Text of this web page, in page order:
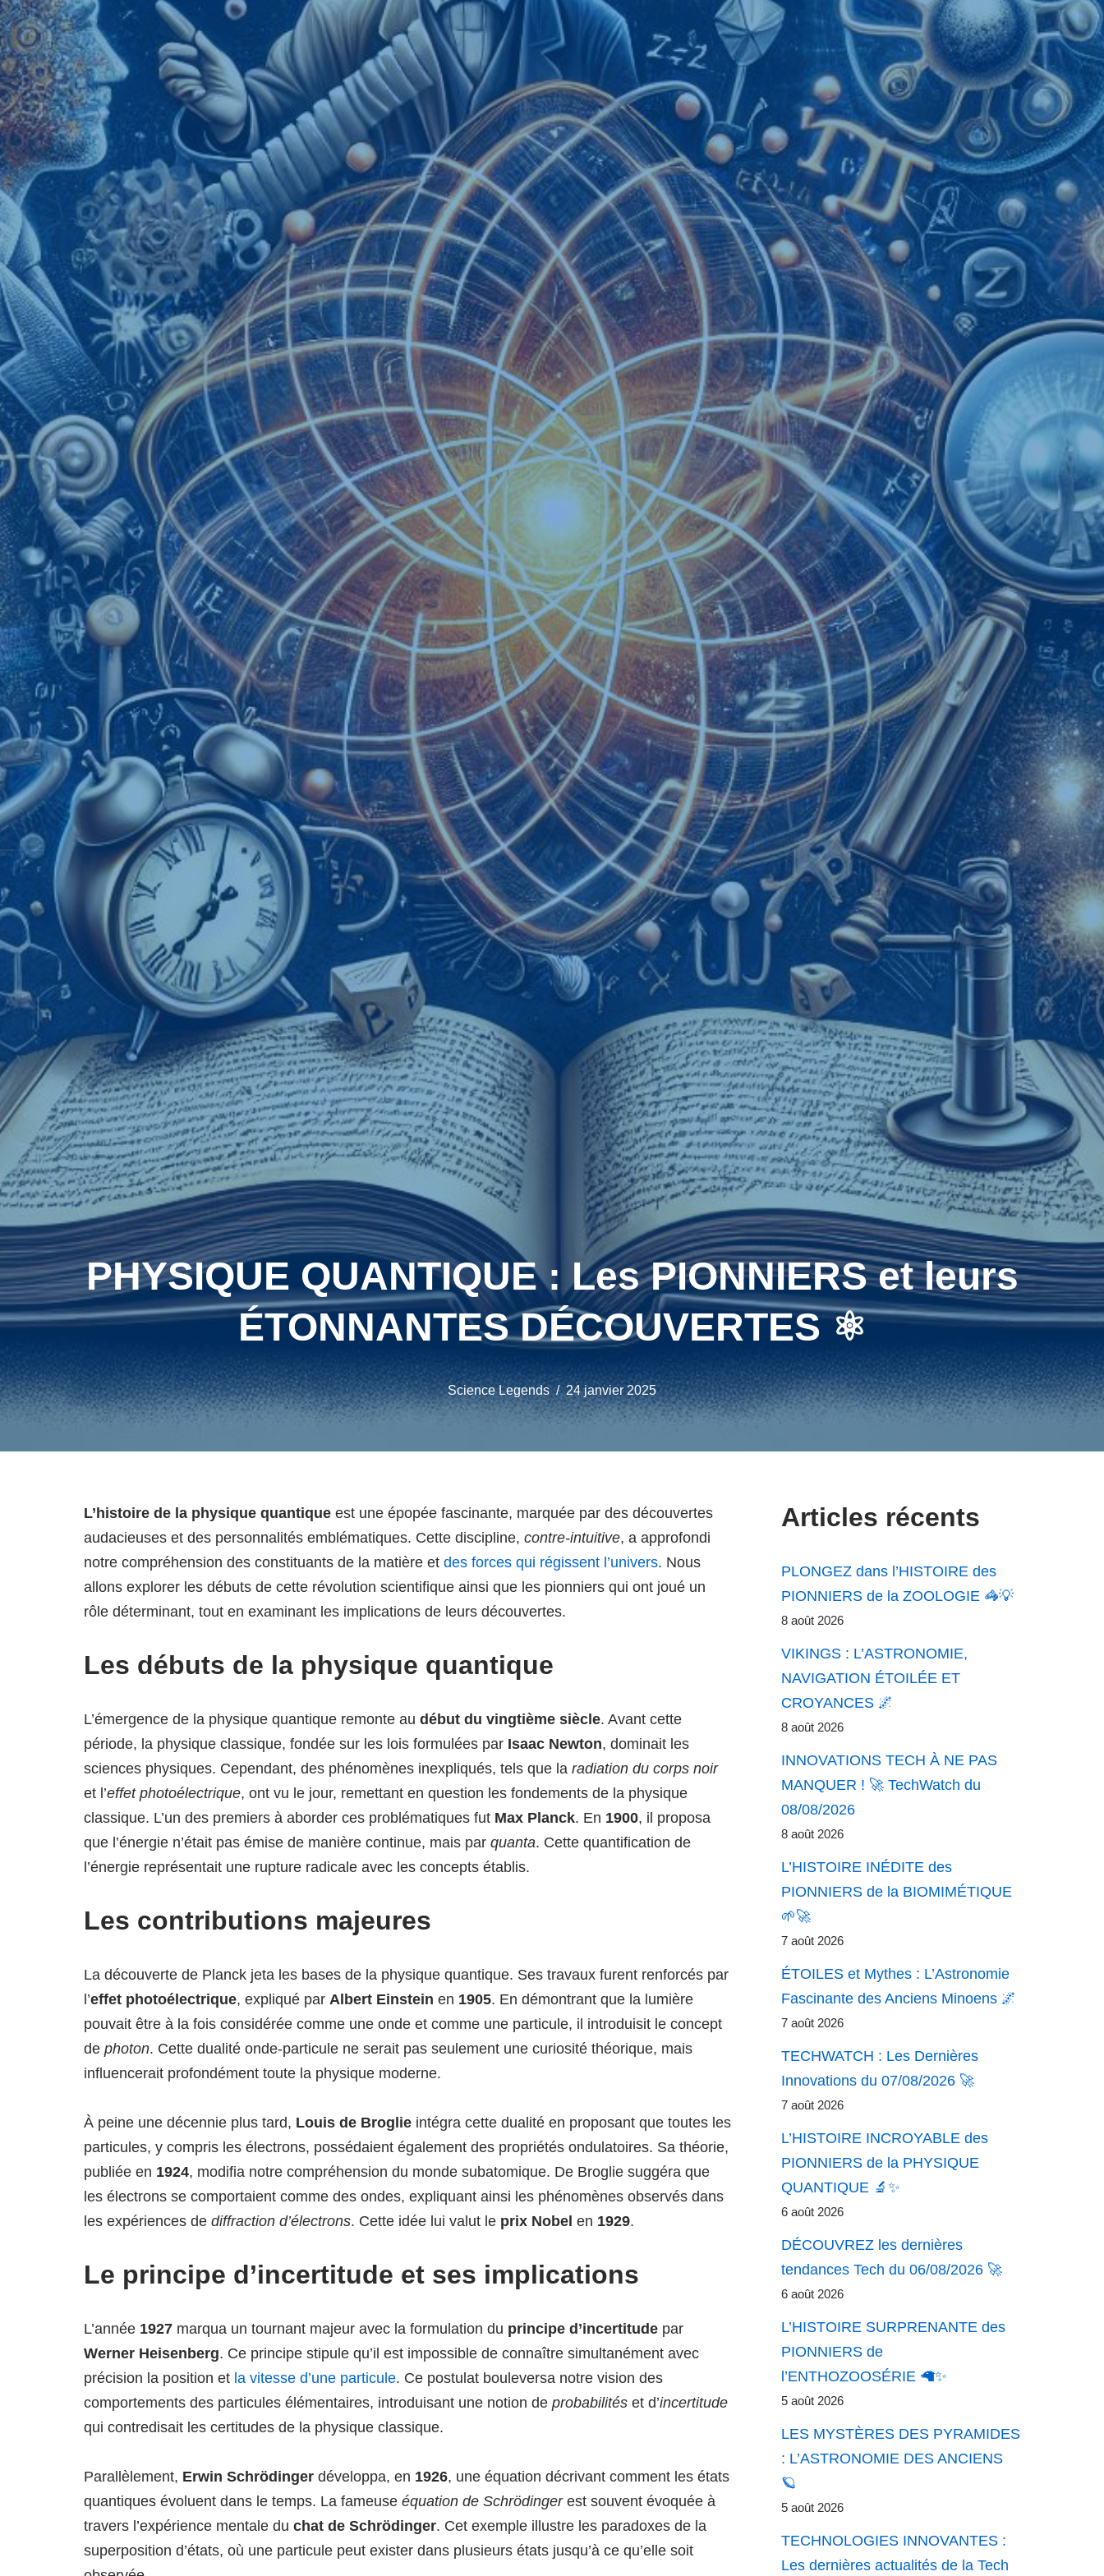
PHYSIQUE QUANTIQUE : Les PIONNIERS et leurs
ÉTONNANTES DÉCOUVERTES ⚛️
Science Legends 24 janvier 2025
L’histoire de la physique quantique est une épopée fascinante, marquée par des découvertes
audacieuses et des personnalités emblématiques. Cette discipline, contre-intuitive, a approfondi
notre compréhension des constituants de la matière et des forces qui régissent l’univers. Nous
allons explorer les débuts de cette révolution scientifique ainsi que les pionniers qui ont joué un
rôle déterminant, tout en examinant les implications de leurs découvertes.
Les débuts de la physique quantique
L’émergence de la physique quantique remonte au début du vingtième siècle. Avant cette
période, la physique classique, fondée sur les lois formulées par Isaac Newton, dominait les
sciences physiques. Cependant, des phénomènes inexpliqués, tels que la radiation du corps noir
et l’effet photoélectrique, ont vu le jour, remettant en question les fondements de la physique
classique. L’un des premiers à aborder ces problématiques fut Max Planck. En 1900, il proposa
que l’énergie n’était pas émise de manière continue, mais par quanta. Cette quantification de
l’énergie représentait une rupture radicale avec les concepts établis.
Les contributions majeures
La découverte de Planck jeta les bases de la physique quantique. Ses travaux furent renforcés par
l’effet photoélectrique, expliqué par Albert Einstein en 1905. En démontrant que la lumière
pouvait être à la fois considérée comme une onde et comme une particule, il introduisit le concept
de photon. Cette dualité onde-particule ne serait pas seulement une curiosité théorique, mais
influencerait profondément toute la physique moderne.
À peine une décennie plus tard, Louis de Broglie intégra cette dualité en proposant que toutes les
particules, y compris les électrons, possédaient également des propriétés ondulatoires. Sa théorie,
publiée en 1924, modifia notre compréhension du monde subatomique. De Broglie suggéra que
les électrons se comportaient comme des ondes, expliquant ainsi les phénomènes observés dans
les expériences de diffraction d’électrons. Cette idée lui valut le prix Nobel en 1929.
Le principe d’incertitude et ses implications
L’année 1927 marqua un tournant majeur avec la formulation du principe d’incertitude par
Werner Heisenberg. Ce principe stipule qu’il est impossible de connaître simultanément avec
précision la position et la vitesse d’une particule. Ce postulat bouleversa notre vision des
comportements des particules élémentaires, introduisant une notion de probabilités et d’incertitude
qui contredisait les certitudes de la physique classique.
Parallèlement, Erwin Schrödinger développa, en 1926, une équation décrivant comment les états
quantiques évoluent dans le temps. La fameuse équation de Schrödingerest souvent évoquée à
travers l’expérience mentale du chat de Schrödinger. Cet exemple illustre les paradoxes de la
superposition d’états, où une particule peut exister dans plusieurs états jusqu’à ce qu’elle soit
Articles récents
PLONGEZ dans l’HISTOIRE des
PIONNIERS de la ZOOLOGIE 🦓💡
8 août 2026
VIKINGS : L’ASTRONOMIE,
NAVIGATION ÉTOILÉE ET
CROYANCES 🌌
8 août 2026
INNOVATIONS TECH À NE PAS
MANQUER ! 🚀 TechWatch du
08/08/2026
8 août 2026
L’HISTOIRE INÉDITE des
PIONNIERS de la BIOMIMÉTIQUE
🌱🚀
7 août 2026
ÉTOILES et Mythes : L’Astronomie
Fascinante des Anciens Minoens 🌌
7 août 2026
TECHWATCH : Les Dernières
Innovations du 07/08/2026 🚀
7 août 2026
L’HISTOIRE INCROYABLE des
PIONNIERS de la PHYSIQUE
QUANTIQUE 🔬✨
6 août 2026
DÉCOUVREZ les dernières
tendances Tech du 06/08/2026 🚀
6 août 2026
L’HISTOIRE SURPRENANTE des
PIONNIERS de
l’ENTHOZOOSÉRIE 🦙✨
5 août 2026
LES MYSTÈRES DES PYRAMIDES
: L’ASTRONOMIE DES ANCIENS
🪐
5 août 2026
TECHNOLOGIES INNOVANTES :
Les dernières actualités de la Tech